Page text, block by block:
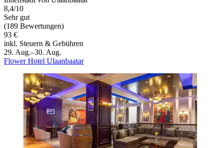
8,4/10
Sehr gut
(189 Bewertungen)
93 €
inkl. Steuern & Gebühren
29. Aug.–30. Aug.
Flower Hotel Ulaanbaatar